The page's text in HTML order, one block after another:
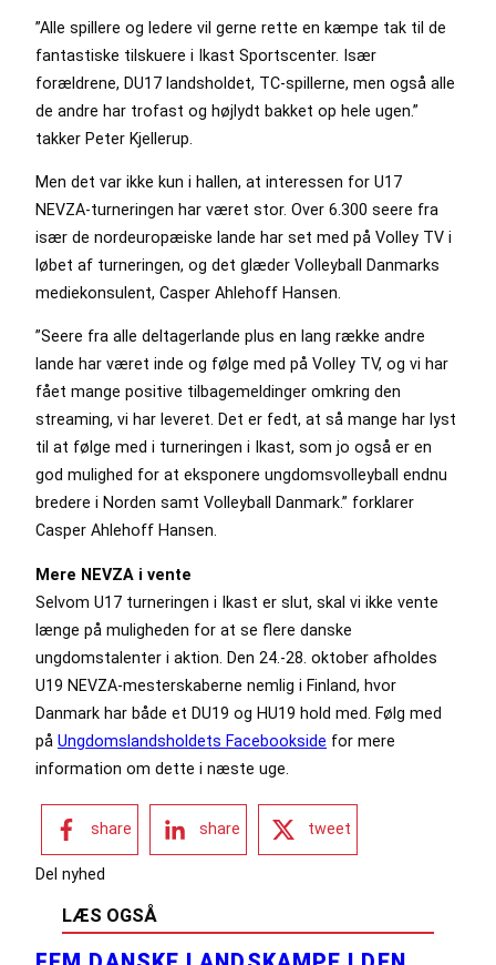
”Alle spillere og ledere vil gerne rette en kæmpe tak til de
fantastiske tilskuere i Ikast Sportscenter. Især
forældrene, DU17 landsholdet, TC-spillerne, men også alle
de andre har trofast og højlydt bakket op hele ugen.”
takker Peter Kjellerup.
Men det var ikke kun i hallen, at interessen for U17
NEVZA-turneringen har været stor. Over 6.300 seere fra
især de nordeuropæiske lande har set med på Volley TV i
løbet af turneringen, og det glæder Volleyball Danmarks
mediekonsulent, Casper Ahlehoff Hansen.
”Seere fra alle deltagerlande plus en lang række andre
lande har været inde og følge med på Volley TV, og vi har
fået mange positive tilbagemeldinger omkring den
streaming, vi har leveret. Det er fedt, at så mange har lyst
til at følge med i turneringen i Ikast, som jo også er en
god mulighed for at eksponere ungdomsvolleyball endnu
bredere i Norden samt Volleyball Danmark.” forklarer
Casper Ahlehoff Hansen.
Mere NEVZA i vente
Selvom U17 turneringen i Ikast er slut, skal vi ikke vente
længe på muligheden for at se flere danske
ungdomstalenter i aktion. Den 24.-28. oktober afholdes
U19 NEVZA-mesterskaberne nemlig i Finland, hvor
Danmark har både et DU19 og HU19 hold med. Følg med
på Ungdomslandsholdets Facebookside for mere
information om dette i næste uge.
share share tweet
Del nyhed
LÆS OGSÅ